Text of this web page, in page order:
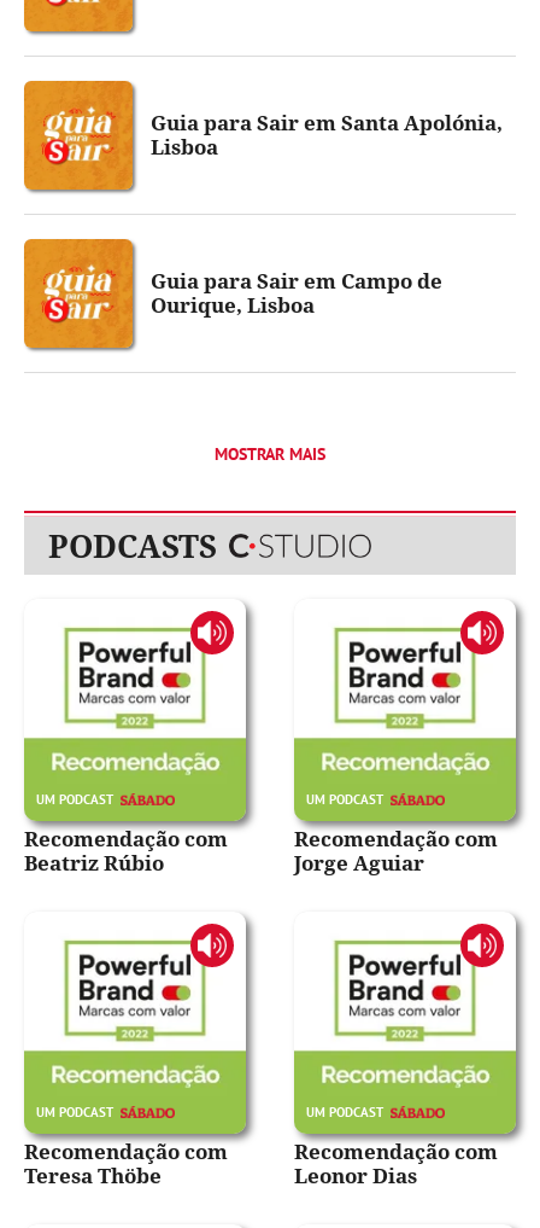
Guia para Sair em Santa Apolónia,
Lisboa
Guia para Sair em Campo de
Ourique, Lisboa
MOSTRAR MAIS
Publicidade
PODCASTS
Recomendação com
Beatriz Rúbio
Recomendação com
Jorge Aguiar
Recomendação com
Teresa Thöbe
Recomendação com
Leonor Dias